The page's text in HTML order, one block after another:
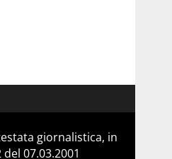
giornalistica, in
07.03.2001